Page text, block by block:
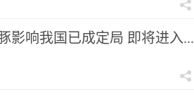
影响我国已成定局 即将进入...